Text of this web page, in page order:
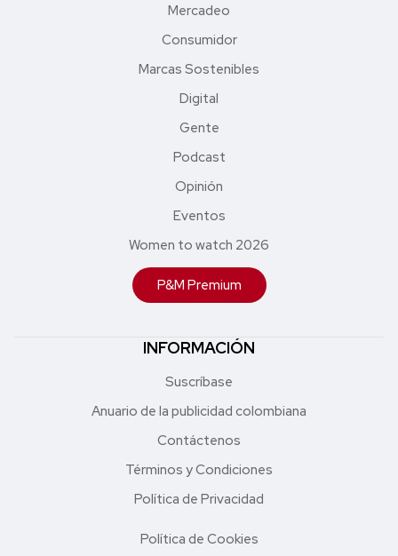
Mercadeo
Consumidor
Marcas Sostenibles
Digital
Gente
Podcast
Opinión
Eventos
Women to watch 2026
P&M Premium
INFORMACIÓN
Suscríbase
Anuario de la publicidad colombiana
Contáctenos
Términos y Condiciones
Política de Privacidad
Política de Cookies